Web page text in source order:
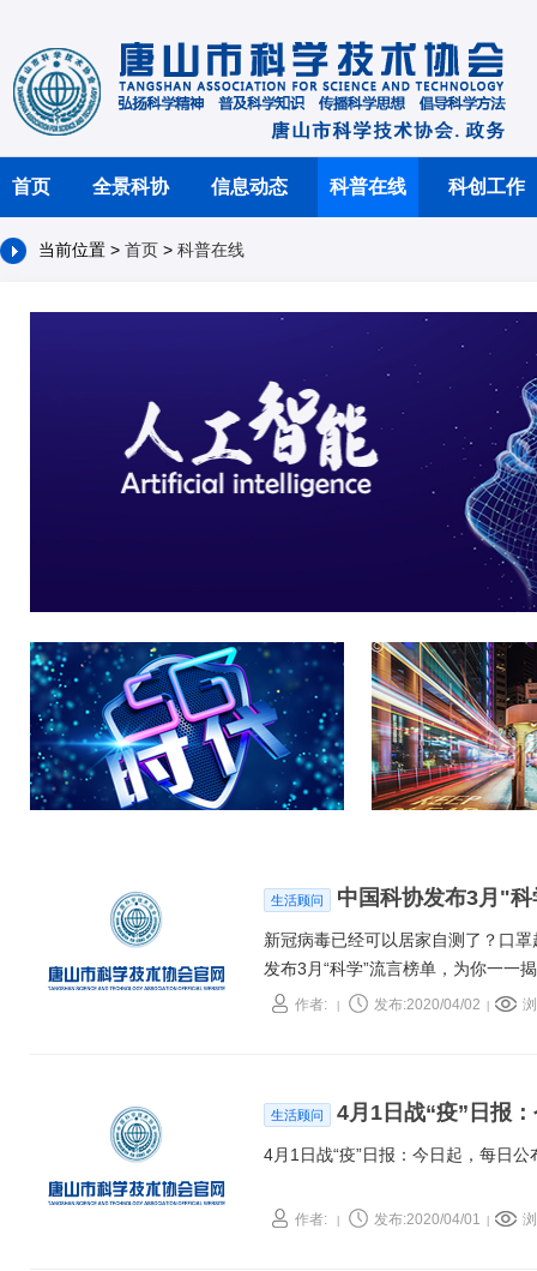
首页 全景科协 信息动态 科普在线 科创工作
当前位置 > 首页 > 科普在线
生活顾问 中国科协发布3月"
新冠病毒已经可以居家自测了？口
发布3月“科学”流言榜单，为你一一
作者: 发布:2020/04/02
生活顾问 4月1日战“疫”日报
4月1日战“疫”日报：今日起，每日
作者: 发布:2020/04/01